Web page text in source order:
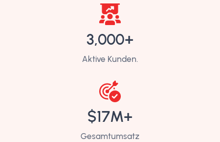
3,000+
Aktive Kunden.
$17M+
Gesamtumsatz